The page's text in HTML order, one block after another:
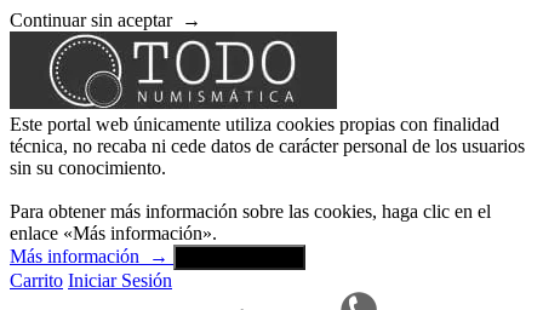
Continuar sin aceptar →
Este portal web únicamente utiliza cookies propias con finalidad
técnica, no recaba ni cede datos de carácter personal de los usuarios
sin su conocimiento.
Para obtener más información sobre las cookies, haga clic en el
enlace «Más información».
Más información
→
Carrito Iniciar Sesión